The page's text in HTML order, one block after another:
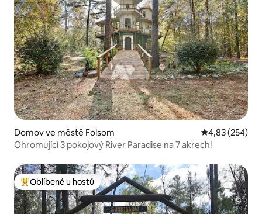
Domov ve městě Folsom Průměrné
4,83 (254)
Ohromující 3 pokojový River Paradise na 7 akrech!
Nejlepší v kategorii Oblíbené u hostů
Oblíbené u hostů